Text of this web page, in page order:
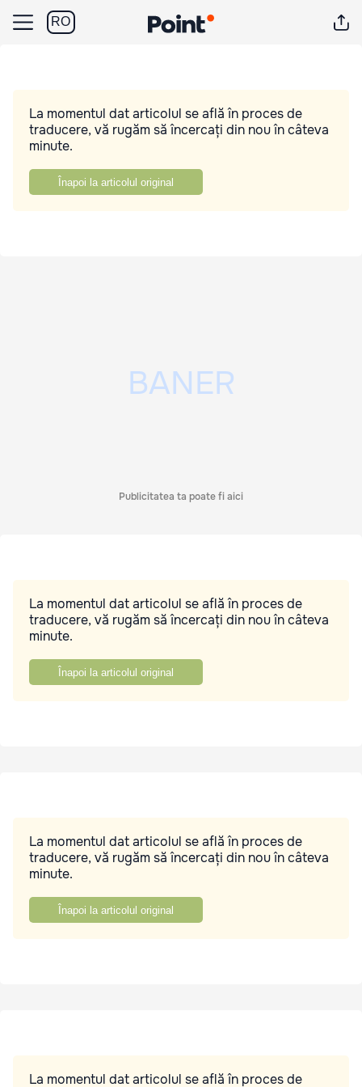
RO
La momentul dat articolul se află în proces de
traducere, vă rugăm să încercați din nou în câteva
minute.
Înapoi la articolul original
Publicitatea ta poate fi aici
La momentul dat articolul se află în proces de
traducere, vă rugăm să încercați din nou în câteva
minute.
Înapoi la articolul original
La momentul dat articolul se află în proces de
traducere, vă rugăm să încercați din nou în câteva
minute.
Înapoi la articolul original
La momentul dat articolul se află în proces de